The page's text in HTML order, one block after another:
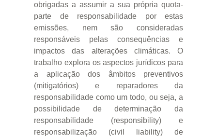
obrigadas a assumir a sua própria quota-
parte de responsabilidade por estas
emissões, nem são consideradas
responsáveis pelas consequências e
impactos das alterações climáticas. O
trabalho explora os aspectos jurídicos para
a aplicação dos âmbitos preventivos
(mitigatórios) e reparadores da
responsabilidade como um todo, ou seja, a
possibilidade de determinação da
responsabilidade (responsibility) e
responsabilização (civil liability) de